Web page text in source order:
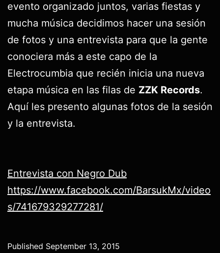
evento organizado juntos, varias fiestas y
mucha música decidimos hacer una sesión
de fotos y una entrevista para que la gente
conociera más a este capo de la
Electrocumbia que recién inicia una nueva
etapa música en las filas de ZZK Records.
Aquí les presento algunas fotos de la sesión
y la entrevista.
Entrevista con Negro Dub
https://www.facebook.com/BarsukMx/video
s/741679329277281/
Published September 13, 2015